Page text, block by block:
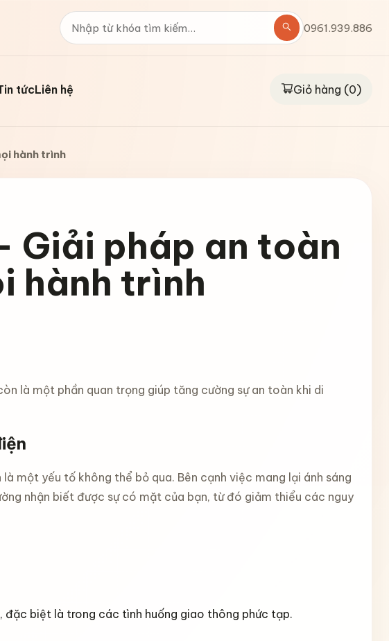
0961.939.886
tứcLiên hệ Giỏ hàng (0)
hành trình
Giải pháp an toàn
hành trình
là một phần quan trọng giúp tăng cường sự an toàn khi di
là một yếu tố không thể bỏ qua. Bên cạnh việc mang lại ánh sáng
nhận biết được sự có mặt của bạn, từ đó giảm thiểu các nguy
đặc biệt là trong các tình huống giao thông phức tạp.